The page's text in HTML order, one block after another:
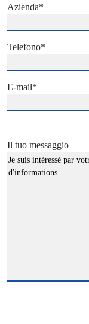
Azienda*
Telefono*
E-mail*
Il tuo messaggio